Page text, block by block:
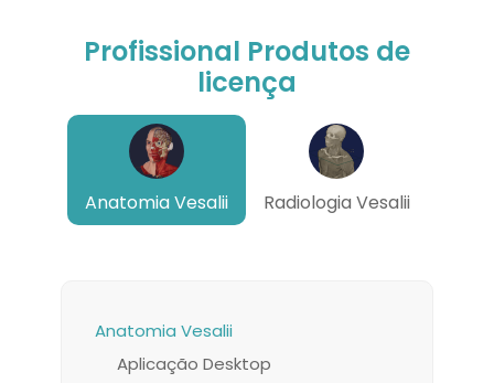
Profissional Produtos de
licença
Anatomia Vesalii Radiologia Vesalii
Anatomia Vesalii
Aplicação Desktop